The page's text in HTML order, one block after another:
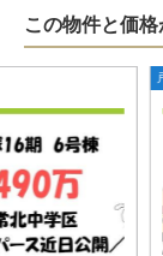
この物件と価